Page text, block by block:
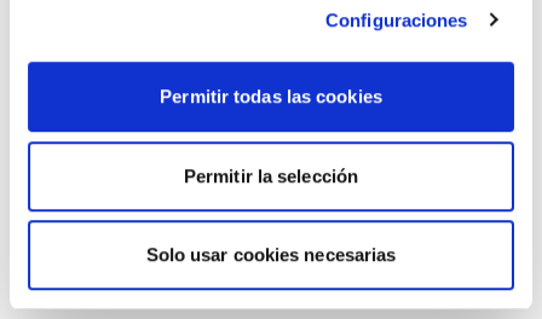
Configuraciones
Permitir todas las cookies
Permitir la selección
Solo usar cookies necesarias